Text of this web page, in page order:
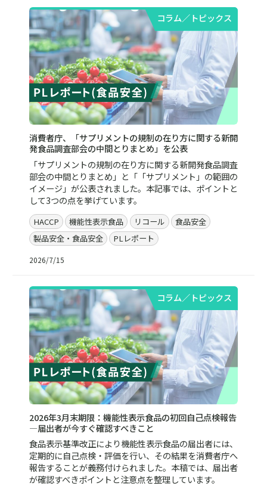
コラム／トピックス
消費者庁、「サプリメントの規制の在り方に関する新開
発食品調査部会の中間とりまとめ」を公表
「サプリメントの規制の在り方に関する新開発食品調査
部会の中間とりまとめ」と「「サプリメント」の範囲の
イメージ」が公表されました。本記事では、ポイントと
して3つの点を挙げています。
HACCP 機能性表示食品 リコール
食品安全
製品安全・食品安全
PLレポート
2026/7/15
コラム／トピックス
2026年3月末期限：機能性表示食品の初回自己点検報告
—届出者が今すぐ確認すべきこと
食品表示基準改正により機能性表示食品の届出者には、
定期的に自己点検・評価を行い、その結果を消費者庁へ
報告することが義務付けられました。本稿では、届出者
が確認すべきポイントと注意点を整理しています。